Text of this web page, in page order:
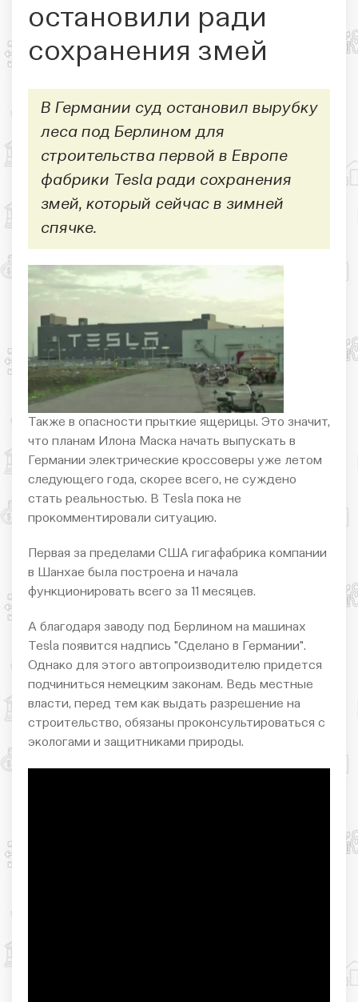
остановили ради
сохранения змей
В Германии суд остановил вырубку
леса под Берлином для
строительства первой в Европе
фабрики Tesla ради сохранения
змей, который сейчас в зимней
спячке.
Также в опасности прыткие ящерицы. Это значит,
что планам Илона Маска начать выпускать в
Германии электрические кроссоверы уже летом
следующего года, скорее всего, не суждено
стать реальностью. В Tesla пока не
прокомментировали ситуацию.
Первая за пределами США гигафабрика компании
в Шанхае была построена и начала
функционировать всего за 11 месяцев.
А благодаря заводу под Берлином на машинах
Tesla появится надпись "Сделано в Германии".
Однако для этого автопроизводителю придется
подчиниться немецким законам. Ведь местные
власти, перед тем как выдать разрешение на
строительство, обязаны проконсультироваться с
экологами и защитниками природы.